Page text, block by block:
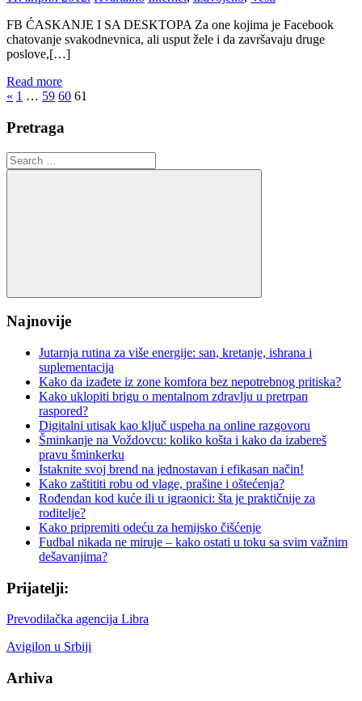
FB ĆASKANJE I SA DESKTOPA Za one kojima je Facebook
chatovanje svakodnevnica, ali usput žele i da završavaju druge
poslove,[…]
Read more
Пагинација
чланака
« Previous
1 … 59 60 61
Pretraga
Search
for:
Search
Najnovije
Jutarnja rutina za više energije: san, kretanje, ishrana i
suplementacija
Kako da izađete iz zone komfora bez nepotrebnog pritiska?
Kako uklopiti brigu o mentalnom zdravlju u pretrpan
raspored?
Digitalni utisak kao ključ uspeha na online razgovoru
Šminkanje na Voždovcu: koliko košta i kako da izabereš
pravu šminkerku
Istaknite svoj brend na jednostavan i efikasan način!
Kako zaštititi robu od vlage, prašine i oštećenja?
Rođendan kod kuće ili u igraonici: šta je praktičnije za
roditelje?
Kako pripremiti odeću za hemijsko čišćenje
Fudbal nikada ne miruje – kako ostati u toku sa svim važnim
dešavanjima?
Prijatelji:
Prevodilačka agencija Libra
Avigilon u Srbiji
Arhiva